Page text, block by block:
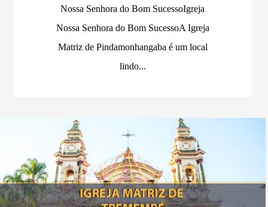
Nossa Senhora do Bom SucessoIgreja
Nossa Senhora do Bom SucessoA Igreja
Matriz de Pindamonhangaba é um local
lindo...